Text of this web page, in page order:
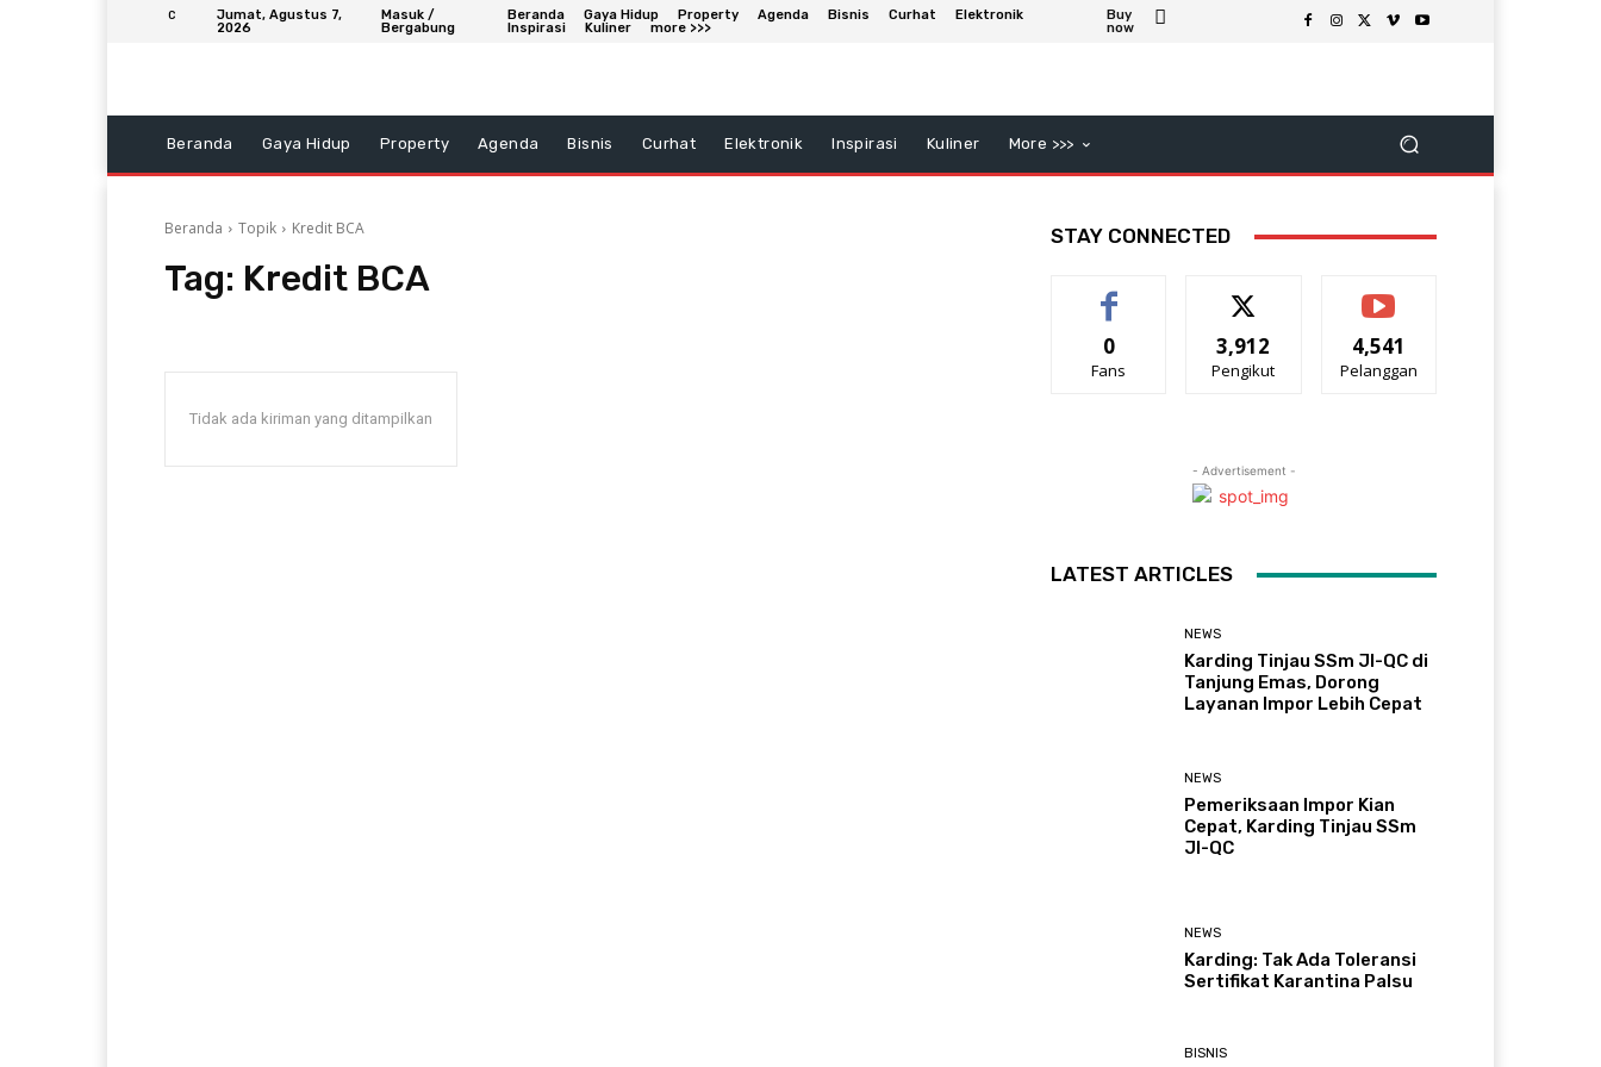
C
Jumat, Agustus 7,
2026
Masuk /
Bergabung
Beranda Gaya Hidup Property Agenda Bisnis Curhat
Elektronik
Inspirasi
Kuliner more >>>
Buy
now
Beranda Gaya Hidup Property Agenda Bisnis Curhat Elektronik Inspirasi Kuliner More >>>
Beranda Topik Kredit BCA
Tag: Kredit BCA
Tidak ada kiriman yang ditampilkan
STAY CONNECTED
0
Fans
3,912
Pengikut
4,541
Pelanggan
- Advertisement -
LATEST ARTICLES
NEWS
Karding Tinjau SSm JI-QC di
Tanjung Emas, Dorong
Layanan Impor Lebih Cepat
NEWS
Pemeriksaan Impor Kian
Cepat, Karding Tinjau SSm
JI-QC
NEWS
Karding: Tak Ada Toleransi
Sertifikat Karantina Palsu
BISNIS